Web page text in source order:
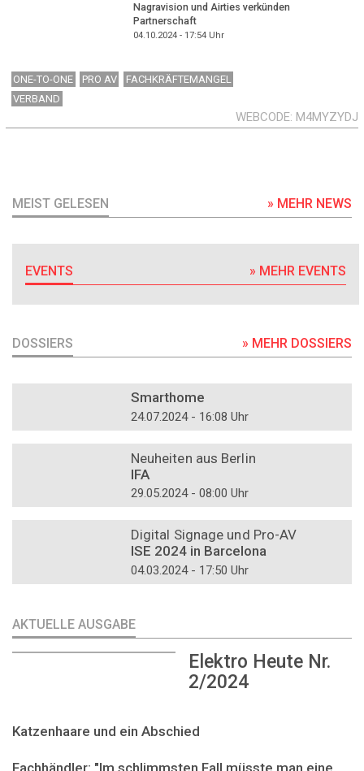
Nagravision und Airties verkünden
Partnerschaft
04.10.2024 - 17:54Uhr
ONE-TO-ONE PRO AV
FACHKRÄFTEMANGEL
VERBAND
WEBCODE M4MYZYDJ
MEIST GELESEN » MEHR NEWS
EVENTS » MEHR EVENTS
DOSSIERS » MEHR DOSSIERS
Smarthome
24.07.2024 - 16:08 Uhr
Neuheiten aus Berlin
IFA
29.05.2024 - 08:00 Uhr
Digital Signage und Pro-AV
ISE 2024 in Barcelona
04.03.2024 - 17:50 Uhr
AKTUELLE AUSGABE
Elektro Heute Nr.
2/2024
Katzenhaare und ein Abschied
Fachhändler: "Im schlimmsten Fall müsste man eine